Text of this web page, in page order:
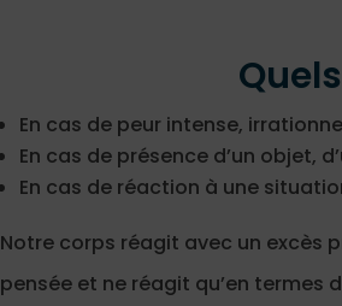
En cas de peur intense,
En cas de présence d’un objet,
En cas de réaction à une
Notre corps réagit avec un excès
pensée et ne réagit qu’en termes